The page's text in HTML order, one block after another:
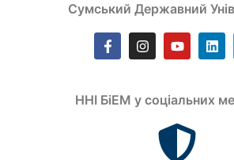
Сумський Державний
ННІ БіЕМ у соціальних